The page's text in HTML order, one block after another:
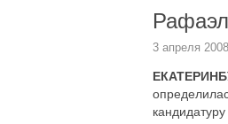
3 апреля